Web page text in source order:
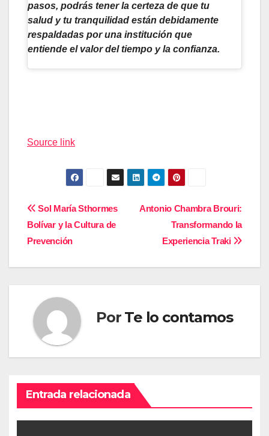
pasos, podrás tener la certeza de que tu
salud y tu tranquilidad están debidamente
respaldadas por una institución que
entiende el valor del tiempo y la confianza.
Navegación
Source link
Navegación
de
entradas
Antonio Chambra Brouri:
Transformando la
Experiencia Traki
Sol María Sthormes
Bolívar y la Cultura de
Prevención
Por Te lo contamos
Entrada relacionada